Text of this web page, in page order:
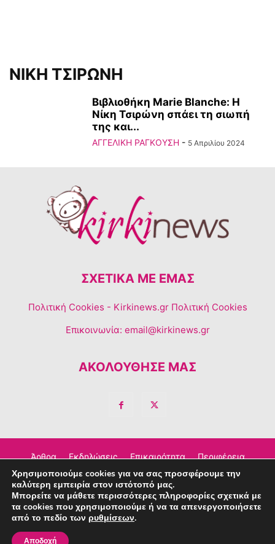
ΝΙΚΗ ΤΣΙΡΩΝΗ
Βιβλιοθήκη Marie Blanche: Η
Νίκη Τσιρώνη σπάει τη σιωπή
της και...
ΑΓΓΕΛΙΚΗ ΡΑΓΚΟΥΣΗ - 5 Απριλίου 2024
ΣΧΕΤΙΚΆ ΜΕ ΕΜΆΣ
Πολιτική Cookies - Kirkinews.gr Πολιτική Cookies
Επικοινωνία: email@kirkinews.gr
ΑΚΟΛΟΥΘΗΣΕ ΜΑΣ
Άρθρα Εκδηλώσεις Επικαιρότητα Περιφέρεια
Σχόλια Τέχνη – Πολιτισμός Διαφημιστείτε
Επικοινωνία
Χρησιμοποιούμε cookies για να σας προσφέρουμε την
καλύτερη εμπειρία στον ιστότοπό μας.
Μπορείτε να μάθετε περισσότερες πληροφορίες σχετικά με
τα cookies που χρησιμοποιούμε ή να τα απενεργοποιήσετε
από το πεδίο των ρυθμίσεων.
Αποδοχή